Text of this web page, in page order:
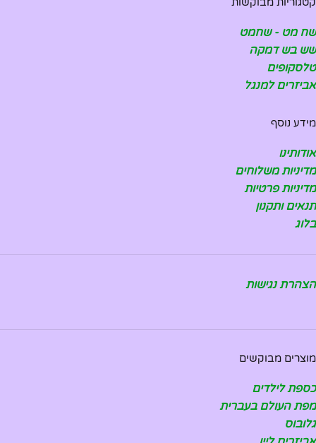
שח מט - שחמט
שש בש דמקה
טלסקופים
אביזרים למנגל
מידע נוסף
אודותינו
מדיניות משלוחים
מדיניות פרטיות
תנאים ותקנון
בלוג
הצהרת נגישות
מוצרים מבוקשים
כספת לילדים
מפת העולם בעברית
גלובוס